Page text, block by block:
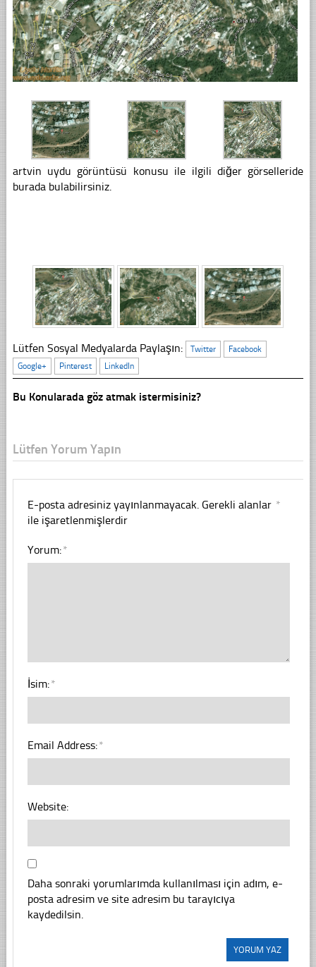
artvin uydu görüntüsü konusu ile ilgili diğer görselleride
burada bulabilirsiniz.
Lütfen Sosyal Medyalarda Paylaşın: Twitter
Facebook
Google+
Pinterest LinkedIn
Bu Konularada göz atmak istermisiniz?
Lütfen Yorum Yapın
E-posta adresiniz yayınlanmayacak. Gerekli alanlar *
ile işaretlenmişlerdir
Yorum:*
İsim:*
Email Address:*
Website:
Daha sonraki yorumlarımda kullanılması için adım, e-
posta adresim ve site adresim bu tarayıcıya
kaydedilsin.